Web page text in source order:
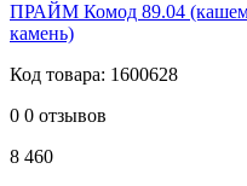
ПРАЙМ Комод 89.04
камень)
Код товара: 1600628
0 0 отзывов
8 460